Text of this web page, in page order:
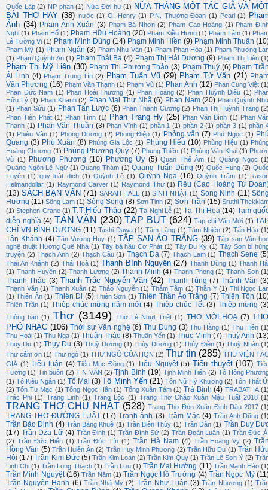
Quốc Lập (2) NP phan (1) Nửa Đời hư (1) NỬA THÁNG MỘT TÁC GIẢ VÀ
BÀI THƠ HAY (38) nước (1) O. Henry (1) P.N. Thường Đoan (1) Pearl (1)
Ánh (34) Phạm Anh Xuân (3) Phạm Bá Nhơn (2) Phạm Cao Hoàng (1) Phạm
Nghi (1) Phạm Hổ (1) Phạm Hữu Hoàng (20) Phạm Kiều Hưng (1) Phạm Lâm (1)
Lê Tường Vi (1) Phạm Minh Dũng (14) Phạm Minh Hiền (9) Phạm Minh Thuận
Phạm Mỹ (1) Phạm Ngân (3) Phạm Như Vân (1) Phạm Phan Hòa (1) Phạm Phương
(1) Phạm Quỳnh An (1) Phạm Thái Ba (4) Phạm Thị Hải Dương (9) Phạm Thị Liên
Phạm Thị Mỹ Liên (30) Phạm Thị Phương Thảo (3) Phạm Thuý (6) Phạm
Ái Linh (4) Phạm Trung Tín (2) Phạm Tuấn Vũ (29) Phạm Tử Văn (21)
Văn Phương (16) Phạm Văn Thạnh (1) Phạm Vũ (1) Phan Anh (12) Phan Cung Việt
Phan Đức Nam (1) Phan Hoài Thương (1) Phan Hoàng (2) Phan Huỳnh Điểu (1)
Hữu Lý (1) Phan Khanh (2) Phan Mai Thư Nhã (6) Phan Nam (20) Phan Quỳnh
(1) Phan Sửu (1) Phan Tấn Lược (6) Phan Thanh Cương (2) Phan Thị Huỳnh Trang
Phan Tiên Phát (1) Phan Tình (1) Phan Trang Hy (25) Phan Văn Bình (1) Phan
Thạnh (1) Phan Văn Thuần (3) Phan Vĩnh (1) phần 1 (1) phần 2 (1) phần 3 (1) phần
(1) Phiêu Vân (1) Phong Dương (2) Phong Điệp (1) Phỏng vấn (7) Phú Ngọc (1)
Quang (3) Phú Xuân (8) Phùng Gia Lộc (1) Phùng Hiếu (10) Phùng Hiệu (1)
Hoàng Chương (1) Phùng Phương Quý (7) Phụng Thiên (1) Phùng Văn Khai (1)
Vũ (1) Phương Phương (10) Phương Uy (5) Quan Thế Âm (1) Quảng Ngọc
Quảng Ngôn Lê Ngữ (1) Quang Thám (1) Quang Tuấn Dũng (9) Quốc Hùng (2)
Tuyên (1) quy luật dịch (1) Quỳnh Lệ (1) Quỳnh Nga (16) Quỳnh Trâm (1)
Helmandollar (1) Raymond Carver (1) Raymond Thư (1) Rêu (Cao Hoàng Từ
(13) SÁCH BẠN VĂN (71) SARAH HALL (1) SINH NHẬT (1) Song Ninh (11)
Hương (11) Sông Lam (1) Sông Song (8) Sơn Tịnh (2) Sơn Trần (15) Sruthi
(1) Stephen Crane (1) T.T.Hiếu Thảo (22) Tạ Nghi Lễ (1) Tạ Thị Hoa (14) Tam
diễn nghĩa (4) TẢN VĂN (230) TẠP BÚT (624) Tạp chí Văn Mới (1)
CHÍ VN BÌNH DƯƠNG (11) Tashi Dawa (1) Tâm Lãng (1) Tâm Nhiên (2) Tấn Hòa
Tần Khánh (4) Tân Vương Huy (1) TẬP SAN ÁO TRẮNG (39) Tập san Văn
nghệ thuật Hương Quê Nhà (1) Tây bá hầu Cơ Phát (1) Tây Du Ký (1) Tây Sơn bi
truyện (2) Thạch Anh (2) Thạch Cầu (1) Thạch Đà (7) Thạch Lam (1) Thạch Sene
Thái An Khánh (2) Thái Hoà (1) Thanh Bình Nguyên (27) Thành Dũng (1) Thanh
(1) Thanh Huyền (2) Thanh Lương (2) Thanh Minh (4) Thanh Phong (1) Thanh Sơn
Thanh Thảo (3) Thanh Trắc Nguyễn Văn (42) Thanh Tùng (7) Thành Văn
Thạnh Văn (1) Thanh Xuân (2) Thảo Nguyễn (1) Thâm Tâm (1) Thần Y (1) Thi Ngọc
(1) Thiên Ân (1) Thiên Di (5) Thiên Sơn (1) Thiên Thần Áo Trắng (7) Thiên Tôn
Thiên Trần (1) Thiệp chúc mừng năm mới (4) Thiệp chúc Tết (3) Thiệp mừng
Thông báo (1) Thơ (3149) Thơ Lê Nhựt Triết (1) THƠ MỜI HOẠ (7)
PHỔ NHẠC (106) Thời sự Văn nghệ (6) Thu Dung (3) Thu Hằng (1) Thu Hiền
Thu Hoài (1) Thu Nga (1) Thuận Thảo (8) Thuận Yến (1) Thục Minh (7) Thuỳ Anh
Thuỵ Du (1) Thụy Du (3) Thuỳ Dương (1) Thùy Dương (1) Thủy Điền (1) Thuỳ Nhân
Thư cảm ơn (1) Thư ngỏ (1) THƯ NGỎ CỦA HQN (2) Thư tin (285) THƯ VIỆN
GIẢ (1) Tiểu luận (4) Tiểu Mục Đồng (1) Tiểu Nguyệt (5) Tiểu thuyết (107)
Tương (1) Tin buồn (2) TIN VĂN (2) Tịnh Bình (19) Tịnh Minh Tiến (2) Tô Hồng
(1) Tô Kiều Ngân (1) Tố Mai (3) Tô Minh Yến (21) Tôn Nữ Hỷ Khương (2) Tôn Thất
(2) Tôn Tư Mạc (1) Tống Ngọc Hân (1) Tống Xuân Tám (1) Trà Bình (4) TRABATHA
Trác Phi (1) Trang Linh (1) Trang Lộc (1) Trang Thơ Chào Xuân Mậu Tuất 2018
TRANG THƠ CHỦ NHẬT (528) Trang Thơ Đón Xuân Đinh Dậu 2017
TRANG THƠ ĐƯỜNG LUẬT (17) Tranh ảnh (3) Trầm Mặc (4) Trần Anh Dũng
Trần Bảo Định (4) Trần Băng Khuê (1) Trần Biên Thùy (1) Trần Dần (1) Trần Duy
(17) Trần Dzạ Lữ (4) Trần Định (1) Trần Đình Sử (2) Trần Đoàn Luận (1) Trần Đức
(2) Trần Đức Hiển (1) Trần Đức Tín (1) Trần Hà Nam (4) Trần Hoàng Vy (2)
Hồng Vân (5) Trần Huiền Ân (2) Trần Huy Minh Phương (2) Trần Hữu Du (1) Trần
Hội (17) Trần Kim Đức (5) Trần Kim Loan (2) Trần Kim Quy (1) Trần Lê Sơn Ý (2)
Linh Chi (1) Trần Long Thạch (1) Trần Lưu (1) Trần Mai Hường (11) Trần Mạnh Hảo
Trần Minh Nguyệt (16) Trần Năm (1) Trần Ngọc Hồ Trường (4) Trần Ngọc Mỹ
Trần Nguyên Hạnh (6) Trần Nhã My (2) Trần Như Luận (3) Trần Nhương (1)